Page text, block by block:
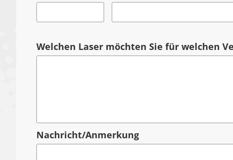
Welchen Laser möchten Sie für welchen
Nachricht/Anmerkung